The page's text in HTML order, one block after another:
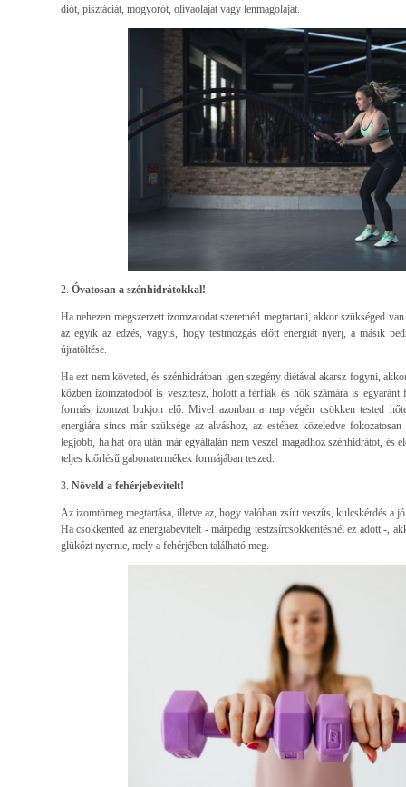
diót, pisztáciát, mogyorót, olívaolajat vagy lenmagolajat.
2. Óvatosan a szénhidrátokkal!
Ha nehezen megszerzett izomzatodat szeretnéd megtartani, akkor szükséged
az egyik az edzés, vagyis, hogy testmozgás előtt energiát nyerj, a másik
újratöltése.
Ha ezt nem követed, és szénhidrátban igen szegény diétával akarsz fogyni,
közben izomzatodból is veszítesz, holott a férfiak és nők számára is
formás izomzat bukjon elő. Mivel azonban a nap végén csökken tested
energiára sincs már szüksége az alváshoz, az estéhez közeledve
legjobb, ha hat óra után már egyáltalán nem veszel magadhoz szénhidrátot, és
teljes kiőrlésű gabonatermékek formájában teszed.
3. Növeld a fehérjebevitelt!
Az izomtömeg megtartása, illetve az, hogy valóban zsírt veszíts, kulcskérdés a
Ha csökkented az energiabevitelt - márpedig testzsírcsökkentésnél ez adott -,
glükózt nyernie, mely a fehérjében található meg.